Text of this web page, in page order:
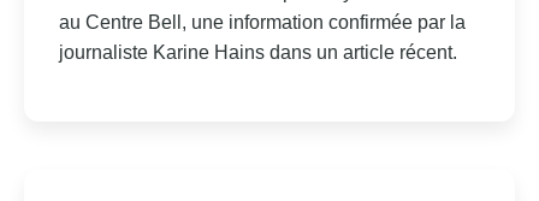
au Centre Bell, une information confirmée par la
journaliste Karine Hains dans un article récent.